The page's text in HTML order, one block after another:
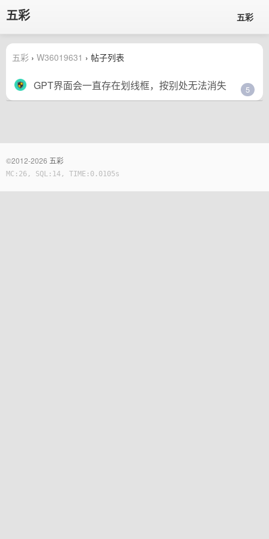
五彩 五彩
五彩 › W36019631 › 帖子列表
GPT界面会一直存在划线框，按别处无法消失 5
©2012-2026 五彩
MC:26, SQL:14, TIME:0.0105s